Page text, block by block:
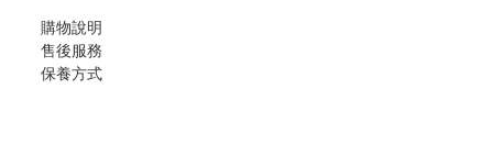
購物說明
售後服務
保養方式